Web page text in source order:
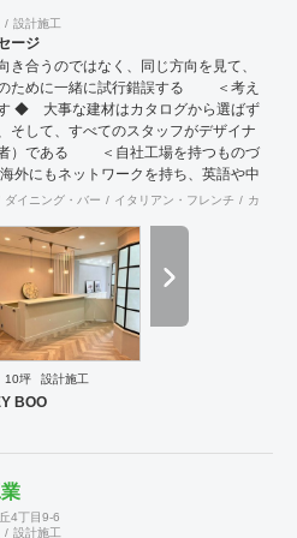
設計施工
ージ
合うのではなく、同じ方向を見て、
のために一緒に試行錯誤する ＜考え
◆ 大事な建材はカタログから選ばず
そして、すべてのスタッフがデザイナ
者）である ＜自社工場を持つものづ
外にもネットワークを持ち、英語や中
たちが、海外から国内への出店をスム
の案件、施工案件、造作物制作など、
です。工場では金属を中心にさまざま
可能で、例えば通常デザイン性とは無
扉）などにも高いデザイン性を施すこ
とりかえのきかない空間
Synes(シネス) 霧のようなやわらか
ダイニング・バー イタリアン・フレンチ カフェ
10坪 設計施工
BOO
4丁目9-6
設計施工